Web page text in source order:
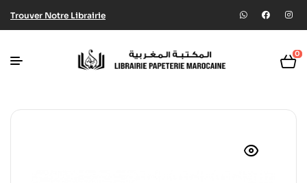
Trouver Notre Librairie
0